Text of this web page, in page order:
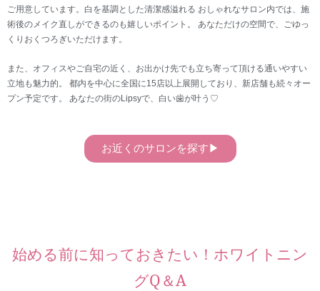
ご用意しています。白を基調とした清潔感溢れる おしゃれなサロン内では、施
術後のメイク直しができるのも嬉しいポイント。 あなただけの空間で、ごゆっ
くりおくつろぎいただけます。
また、オフィスやご自宅の近く、お出かけ先でも立ち寄って頂ける通いやすい
立地も魅力的。 都内を中心に全国に15店以上展開しており、新店舗も続々オー
プン予定です。 あなたの街のLipsyで、白い歯が叶う♡
お近くのサロンを探す▶︎
始める前に知っておきたい！ホワイトニン
グQ＆A